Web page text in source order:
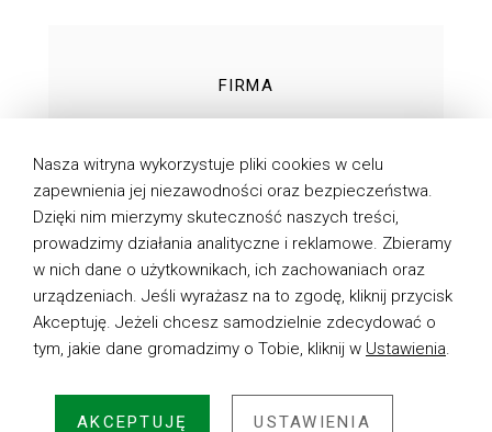
FIRMA
PRODUKTY
DO POBRANIA
AKTUALNOŚCI
POLITYKA PRYWATNOŚCI
Nasza witryna wykorzystuje pliki cookies w celu
zapewnienia jej niezawodności oraz bezpieczeństwa.
Dzięki nim mierzymy skuteczność naszych treści,
prowadzimy działania analityczne i reklamowe. Zbieramy
w nich dane o użytkownikach, ich zachowaniach oraz
urządzeniach. Jeśli wyrażasz na to zgodę, kliknij przycisk
Akceptuję. Jeżeli chcesz samodzielnie zdecydować o
tym, jakie dane gromadzimy o Tobie, kliknij w Ustawienia.
AKCEPTUJĘ USTAWIENIA